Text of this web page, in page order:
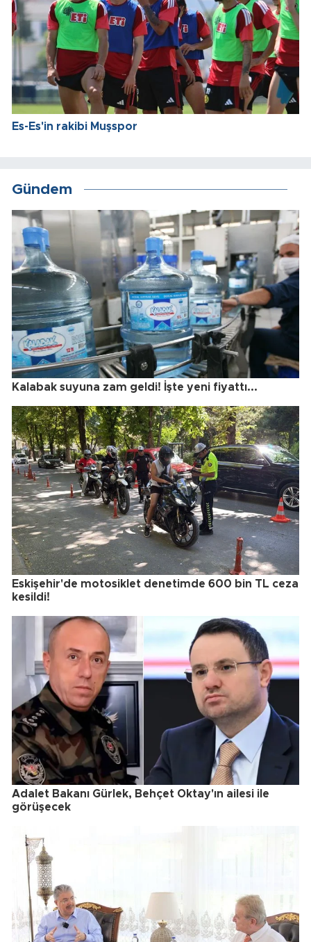
Es-Es'in rakibi Muşspor
Gündem
Kalabak suyuna zam geldi! İşte yeni fiyattı...
Eskişehir'de motosiklet denetimde 600 bin TL ceza
kesildi!
Adalet Bakanı Gürlek, Behçet Oktay'ın ailesi ile
görüşecek